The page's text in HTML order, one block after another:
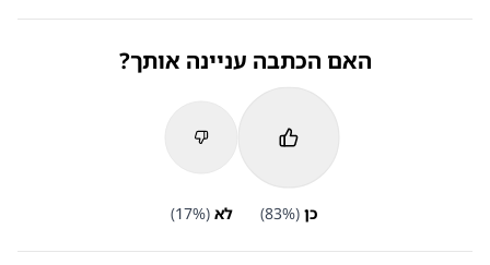
האם הכתבה עניינה אותך?
כן (
83%) לא (
17%)